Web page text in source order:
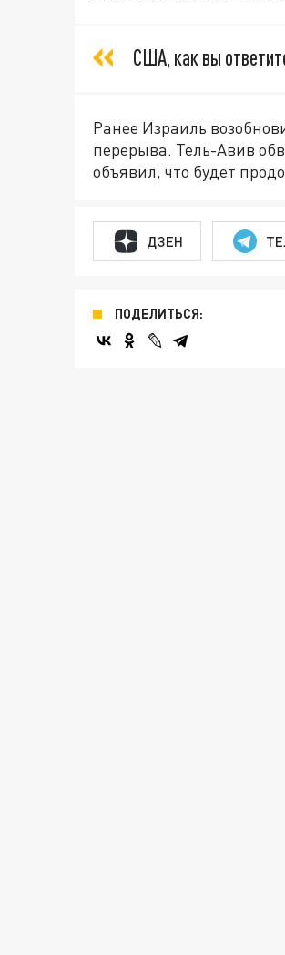
США, как вы
Ранее Израиль
перерыва. Тель-Авив
объявил, что будет
ДЗЕН
ПОДЕЛИТЬСЯ: